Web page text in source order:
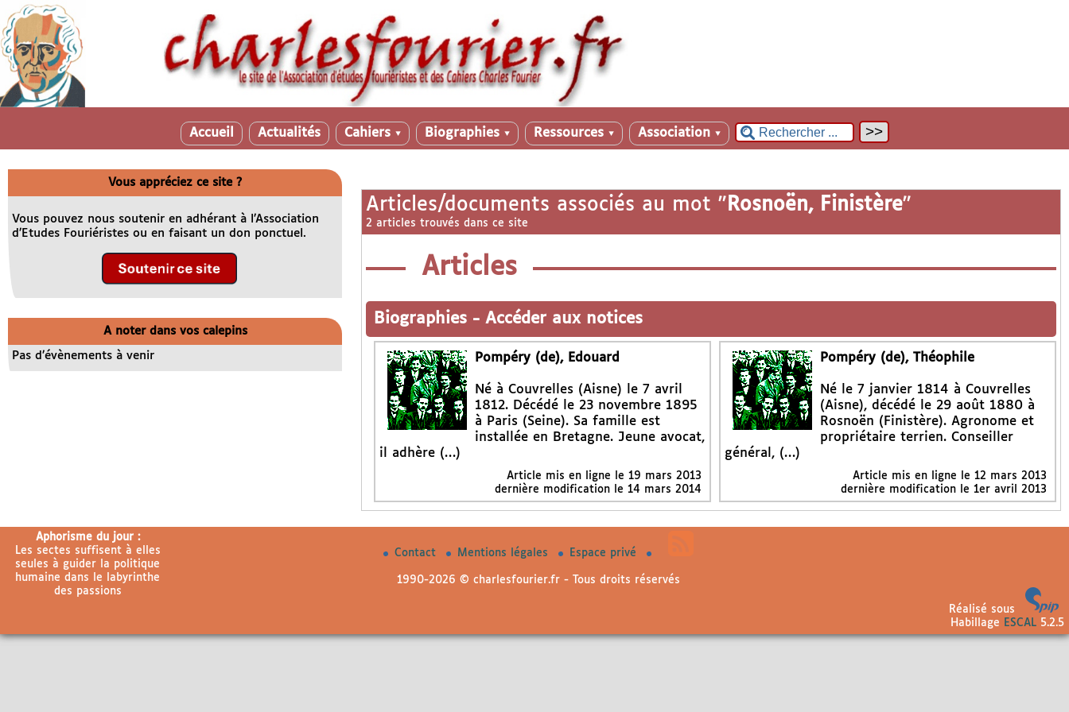
Accueil Actualités Cahiers ▼ Biographies ▼ Ressources ▼ Association ▼
Articles/documents associés au mot " Rosnoën, Finistère"
2 articles trouvés dans ce site
Articles
Biographies - Accéder aux notices
Pompéry (de), Edouard
Né à Couvrelles (Aisne) le 7 avril
1812. Décédé le 23 novembre 1895
à Paris (Seine). Sa famille est
installée en Bretagne. Jeune avocat,
il adhère (…)
Article mis en ligne le 19 mars 2013
dernière modification le 14 mars 2014
Pompéry (de), Théophile
Né le 7 janvier 1814 à Couvrelles
(Aisne), décédé le 29 août 1880 à
Rosnoën (Finistère). Agronome et
propriétaire terrien. Conseiller
général, (…)
Article mis en ligne le12 mars 2013
dernière modification le 1er avril 2013
Vous appréciez ce site ?
Vous pouvez nous soutenir en adhérant à l’Association
d’Etudes Fouriéristes ou en faisant un don ponctuel.
A noter dans vos calepins
Pas d’évènements à venir
Aphorisme du jour :
Les sectes suffisent à elles
seules à guider la politique
humaine dans le labyrinthe
des passions
Contact Mentions légales Espace privé
1990-2026 © charlesfourier.fr - Tous droits réservés
Réalisé sous
Habillage
ESCAL5.2.5